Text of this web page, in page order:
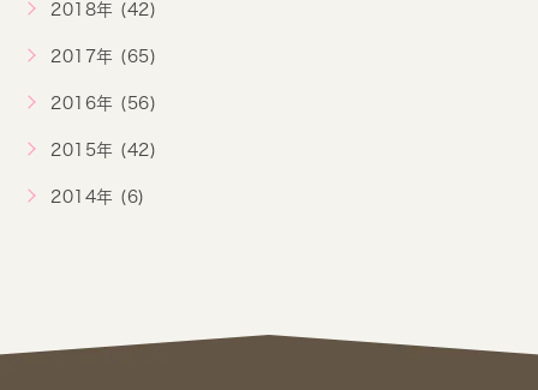
2018年 (42)
2017年 (65)
2016年 (56)
2015年 (42)
2014年 (6)